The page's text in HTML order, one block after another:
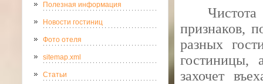
Полезная информация
Новости гостиниц
Фото отеля
sitemap.xml
Статьи
признаков,
разных
гостиницы,
захочет